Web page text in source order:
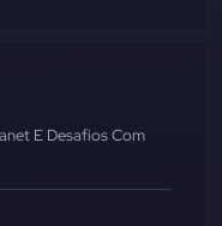
E Desafios Com